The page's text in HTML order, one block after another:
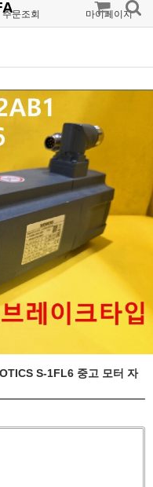
주문조회 마이페이지
S-1FL6 중고 모터 자